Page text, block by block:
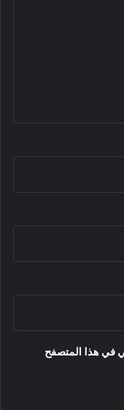
في هذا المتصفح